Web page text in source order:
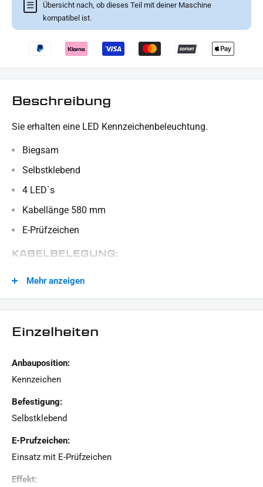
☰
Übersicht nach, ob dieses Teil mit deiner Maschine
kompatibel ist.
Beschreibung
Sie erhalten eine LED Kennzeichenbeleuchtung.
Biegsam
Selbstklebend
4 LED`s
Kabellänge 580 mm
E-Prüfzeichen
KABELBELEGUNG:
Weiß - Beleuchtung (plus)
LIEFERUMFANG:
1x Kennzeichenbeleuchtung
Mehr anzeigen
Einzelheiten
Anbauposition:
Kennzeichen
Befestigung:
Selbstklebend
E-Prufzeichen:
Einsatz mit E-Prüfzeichen
Effekt: